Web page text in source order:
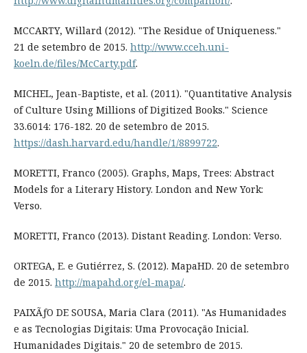
MCCARTY, Willard (2012). "The Residue of Uniqueness."
21 de setembro de 2015. http://www.cceh.uni-
koeln.de/files/McCarty.pdf.
MICHEL, Jean-Baptiste, et al. (2011). "Quantitative Analysis
of Culture Using Millions of Digitized Books." Science
33.6014: 176-182. 20 de setembro de 2015.
https://dash.harvard.edu/handle/1/8899722.
MORETTI, Franco (2005). Graphs, Maps, Trees: Abstract
Models for a Literary History. London and New York:
Verso.
MORETTI, Franco (2013). Distant Reading. London: Verso.
ORTEGA, E. e Gutiérrez, S. (2012). MapaHD. 20 de setembro
de 2015. http://mapahd.org/el-mapa/.
PAIXÃƒO DE SOUSA, Maria Clara (2011). "As Humanidades
e as Tecnologias Digitais: Uma Provocação Inicial.
Humanidades Digitais." 20 de setembro de 2015.